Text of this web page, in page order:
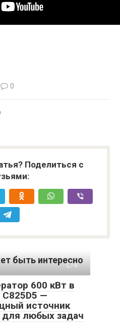
0
Поделиться с
быть интересно
0
600 кВт в
C825D5 —
источник
для любых задач